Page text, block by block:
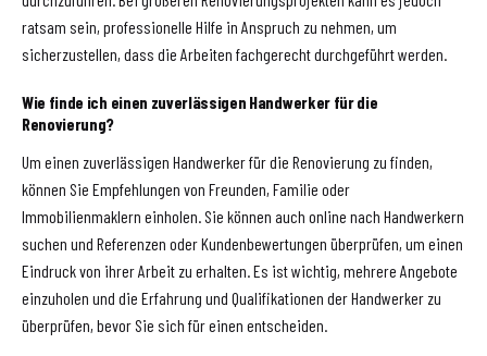
ratsam sein, professionelle Hilfe in Anspruch zu nehmen, um
sicherzustellen, dass die Arbeiten fachgerecht durchgeführt werden.
Wie finde ich einen zuverlässigen Handwerker für die
Renovierung?
Um einen zuverlässigen Handwerker für die Renovierung zu finden,
können Sie Empfehlungen von Freunden, Familie oder
Immobilienmaklern einholen. Sie können auch online nach Handwerkern
suchen und Referenzen oder Kundenbewertungen überprüfen, um einen
Eindruck von ihrer Arbeit zu erhalten. Es ist wichtig, mehrere Angebote
einzuholen und die Erfahrung und Qualifikationen der Handwerker zu
überprüfen, bevor Sie sich für einen entscheiden.